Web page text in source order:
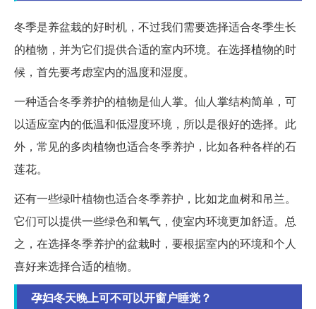
冬季是养盆栽的好时机，不过我们需要选择适合冬季生长
的植物，并为它们提供合适的室内环境。在选择植物的时
候，首先要考虑室内的温度和湿度。
一种适合冬季养护的植物是仙人掌。仙人掌结构简单，可
以适应室内的低温和低湿度环境，所以是很好的选择。此
外，常见的多肉植物也适合冬季养护，比如各种各样的石
莲花。
还有一些绿叶植物也适合冬季养护，比如龙血树和吊兰。
它们可以提供一些绿色和氧气，使室内环境更加舒适。总
之，在选择冬季养护的盆栽时，要根据室内的环境和个人
喜好来选择合适的植物。
孕妇冬天晚上可不可以开窗户睡觉？